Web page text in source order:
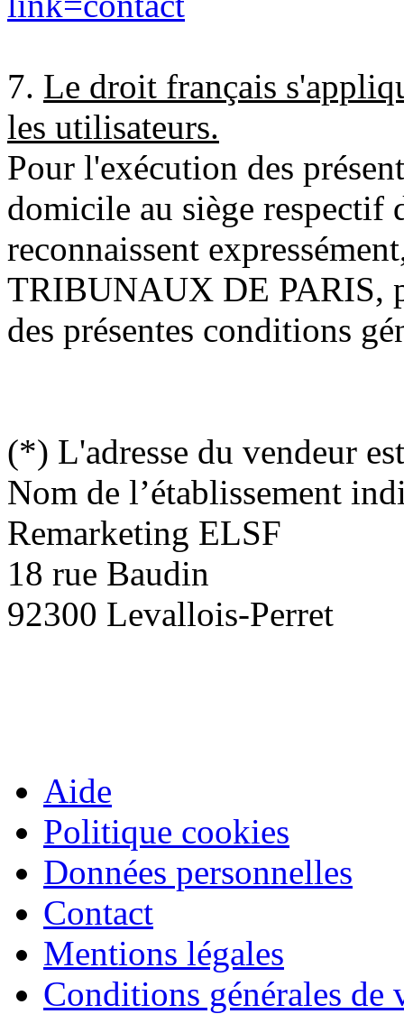
7. Le droit français
les utilisateurs.
Pour l'exécution des
domicile au siège respectif
reconnaissent
TRIBUNAUX DE PARIS,
des présentes conditions
(*) L'adresse du vendeur
Nom de l’établissement
Remarketing ELSF
18 rue Baudin
92300 Levallois-Perret
Aide
Politique cookies
Données personnelles
Contact
Mentions légales
Conditions générales de